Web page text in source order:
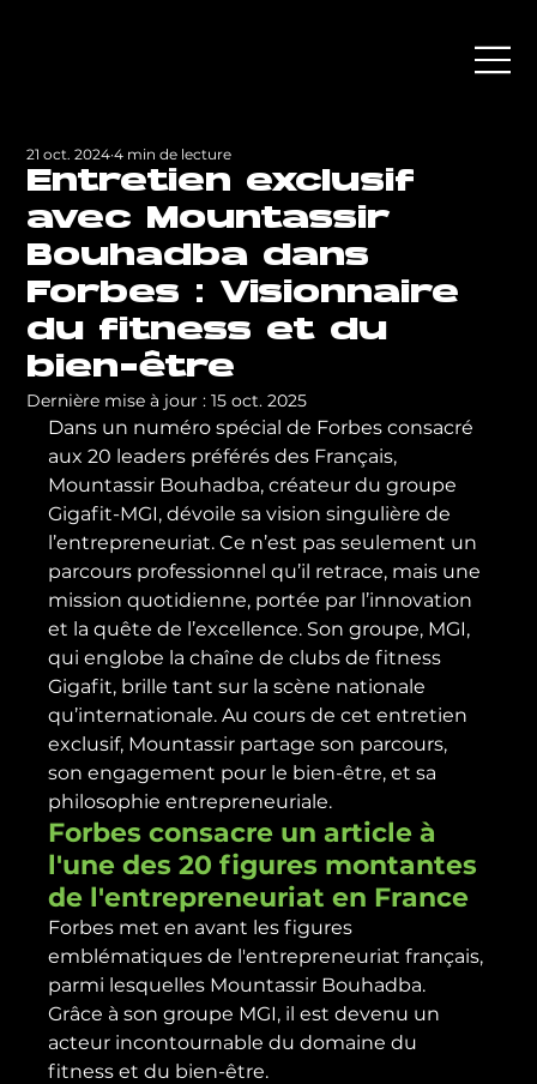
Entretien exclusif
avec Mountassir
Bouhadba dans
Forbes : Visionnaire
du fitness et du
bien-être
21 oct. 2024 4 min de lecture
Dernière mise à jour :15 oct. 2025
Dans un numéro spécial de Forbes consacré
aux 20 leaders préférés des Français,
Mountassir Bouhadba, créateur du groupe
Gigafit-MGI, dévoile sa vision singulière de
l’entrepreneuriat. Ce n’est pas seulement un
parcours professionnel qu’il retrace, mais une
mission quotidienne, portée par l’innovation
et la quête de l’excellence. Son groupe, MGI,
qui englobe la chaîne de clubs de fitness
Gigafit, brille tant sur la scène nationale
qu’internationale. Au cours de cet entretien
exclusif, Mountassir partage son parcours,
son engagement pour le bien-être, et sa
philosophie entrepreneuriale.
Forbes consacre un article à
l'une des 20 figures montantes
de l'entrepreneuriat en France
Forbes met en avant les figures
emblématiques de l'entrepreneuriat français,
parmi lesquelles Mountassir Bouhadba.
Grâce à son groupe MGI, il est devenu un
acteur incontournable du domaine du
fitness et du bien-être.